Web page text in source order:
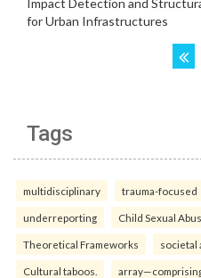
Tags
multidisciplinary trauma-focused
underreporting Child Sexual
Theoretical Frameworks societal
Cultural taboos.